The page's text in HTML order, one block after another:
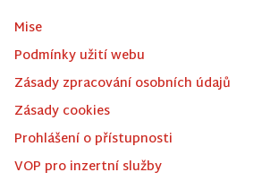
Mise
Podmínky užití webu
Zásady zpracování osobních údajů
Zásady cookies
Prohlášení o přístupnosti
VOP pro inzertní služby